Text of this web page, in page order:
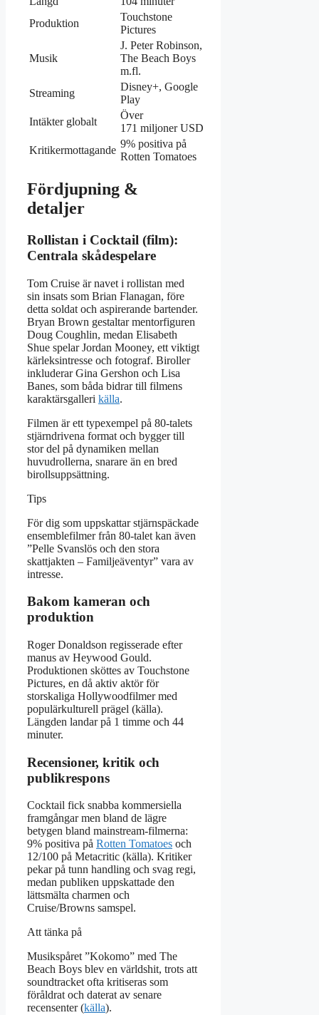
Produktion
Touchstone
Pictures
Musik
J. Peter Robinson,
The Beach Boys
m.fl.
Streaming
Disney+, Google
Play
Intäkter globalt
Över
171 miljoner USD
Kritikermottagande
9% positiva på
Rotten Tomatoes
Fördjupning &
detaljer
Rollistan i Cocktail (film):
Centrala skådespelare
Tom Cruise är navet i rollistan med
sin insats som Brian Flanagan, före
detta soldat och aspirerande bartender.
Bryan Brown gestaltar mentorfiguren
Doug Coughlin, medan Elisabeth
Shue spelar Jordan Mooney, ett viktigt
kärleksintresse och fotograf. Biroller
inkluderar Gina Gershon och Lisa
Banes, som båda bidrar till filmens
karaktärsgalleri källa.
Filmen är ett typexempel på 80-talets
stjärndrivena format och bygger till
stor del på dynamiken mellan
huvudrollerna, snarare än en bred
birollsuppsättning.
Tips
För dig som uppskattar stjärnspäckade
ensemblefilmer från 80-talet kan även
”Pelle Svanslös och den stora
skattjakten – Familjeäventyr” vara av
intresse.
Bakom kameran och
produktion
Roger Donaldson regisserade efter
manus av Heywood Gould.
Produktionen sköttes av Touchstone
Pictures, en då aktiv aktör för
storskaliga Hollywoodfilmer med
populärkulturell prägel (källa).
Längden landar på 1 timme och 44
minuter.
Recensioner, kritik och
publikrespons
Cocktail fick snabba kommersiella
framgångar men bland de lägre
betygen bland mainstream-filmerna:
9% positiva på Rotten Tomatoes och
12/100 på Metacritic (källa). Kritiker
pekar på tunn handling och svag regi,
medan publiken uppskattade den
lättsmälta charmen och
Cruise/Browns samspel.
Att tänka på
Musikspåret ”Kokomo” med The
Beach Boys blev en världshit, trots att
soundtracket ofta kritiseras som
föråldrat och daterat av senare
recensenter (källa).